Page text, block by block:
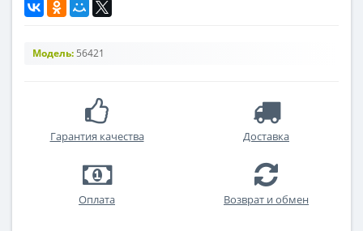
Модель: 56421
Гарантия качества Доставка
Оплата Возврат и обмен